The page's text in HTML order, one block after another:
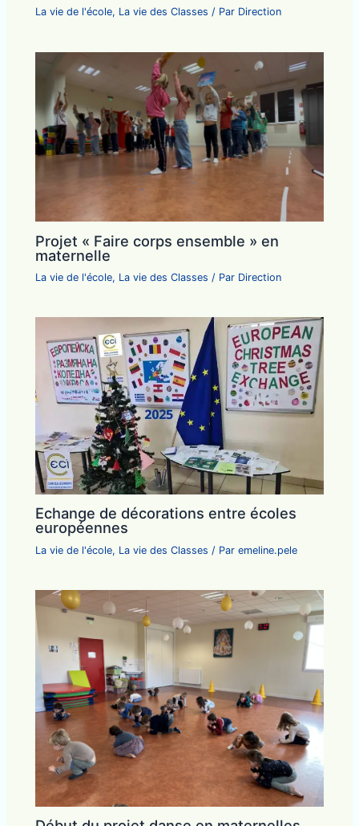
La vie de l'école, La vie des Classes / Par Direction
Projet « Faire corps ensemble » en
maternelle
La vie de l'école, La vie des Classes / Par Direction
Echange de décorations entre écoles
européennes
La vie de l'école, La vie des Classes / Paremeline.pele